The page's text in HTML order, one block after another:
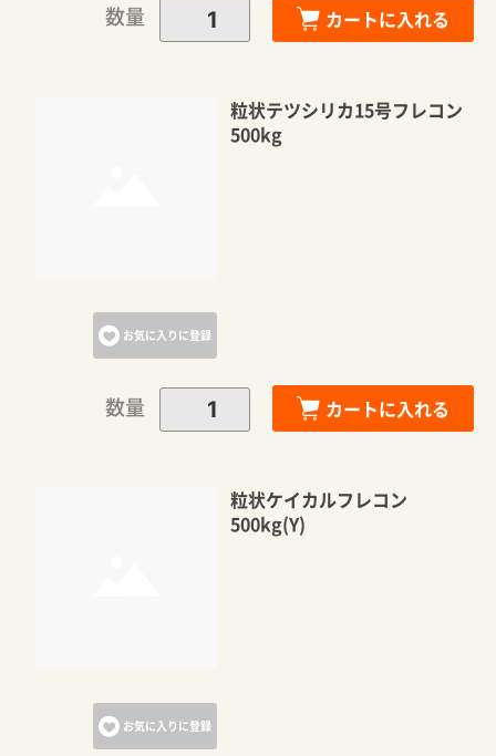
数量 カートに入れる
お気に入りに登録
粒状テツシリカ15号フレコン
500kg
数量 カートに入れる
お気に入りに登録
粒状ケイカルフレコン
500kg(Y)